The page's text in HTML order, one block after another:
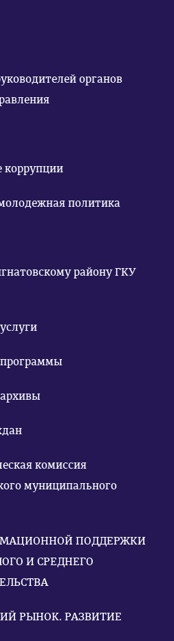
органов
коррупции
политика
району ГКУ
комиссия
муниципального
ПОДДЕРЖКИ
И СРЕДНЕГО
РЫНОК. РАЗВИТИЕ